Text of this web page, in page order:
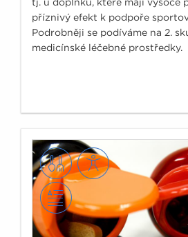
příznivý efekt k podpoře
Podrobněji se podíváme na 2.
medicínské léčebné prostředky.